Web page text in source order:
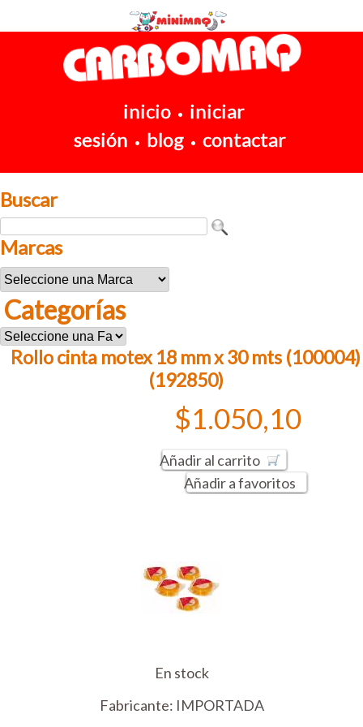
inicio • iniciar
sesión • blog • contactar
Buscar
Marcas
Categorías
Rollo cinta motex 18 mm x 30 mts (100004)
(192850)
$1.050,10
Añadir al carrito
Añadir a favoritos
En stock
Fabricante: IMPORTADA